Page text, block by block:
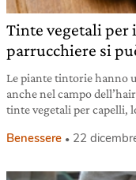
Tinte vegetali per
parrucchiere si
Le piante tintorie hanno
anche nel campo
tinte vegetali per capelli,
Benessere 22